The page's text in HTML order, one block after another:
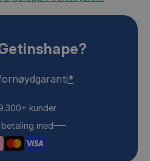
*
kunder
med